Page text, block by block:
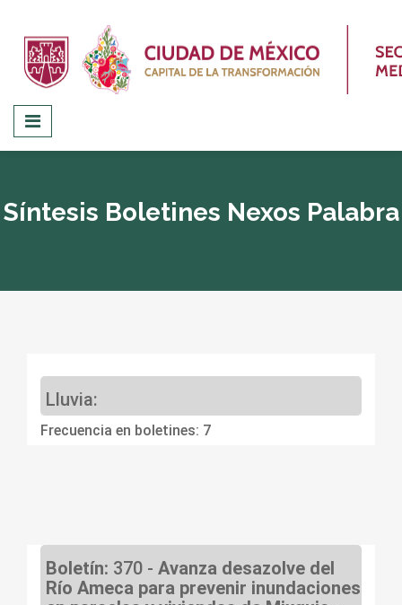
Síntesis Boletines Nexos Palabra
Lluvia:
Frecuencia en boletines: 7
Boletín: 370 - Avanza desazolve del
Río Ameca para prevenir inundaciones